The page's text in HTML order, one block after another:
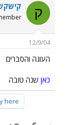
ק
12/9/04
העוגה והסברים
כאן שנה טובה
here.